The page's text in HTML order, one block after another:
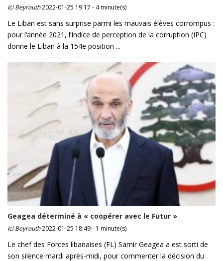
Ici Beyrouth2022-01-25 19:17 - 4 minute(s)
Le Liban est sans surprise parmi les mauvais élèves corrompus :
pour l’année 2021, l’Indice de perception de la corruption (IPC)
donne le Liban à la 154e position ...
Geagea déterminé à « coopérer avec le Futur »
Ici Beyrouth2022-01-25 18:49 - 1 minute(s)
Le chef des Forces libanaises (FL) Samir Geagea a est sorti de
son silence mardi après-midi, pour commenter la décision du